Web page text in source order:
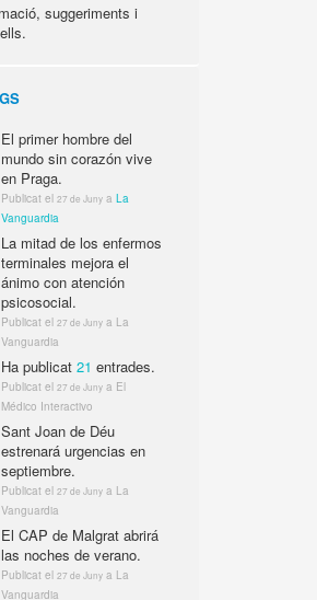
suggeriments i
El primer hombre del
mundo sin corazón vive
en Praga.
Publicat el 27 de Juny a La
Vanguardia
La mitad de los enfermos
terminales mejora el
ánimo con atención
psicosocial.
Publicat el 27 de Juny a La
Vanguardia
Ha publicat 21 entrades.
Publicat el 27 de Juny a El
Médico Interactivo
Sant Joan de Déu
estrenará urgencias en
septiembre.
Publicat el 27 de Juny a La
Vanguardia
El CAP de Malgrat abrirá
las noches de verano.
Publicat el 27 de Juny a La
Vanguardia